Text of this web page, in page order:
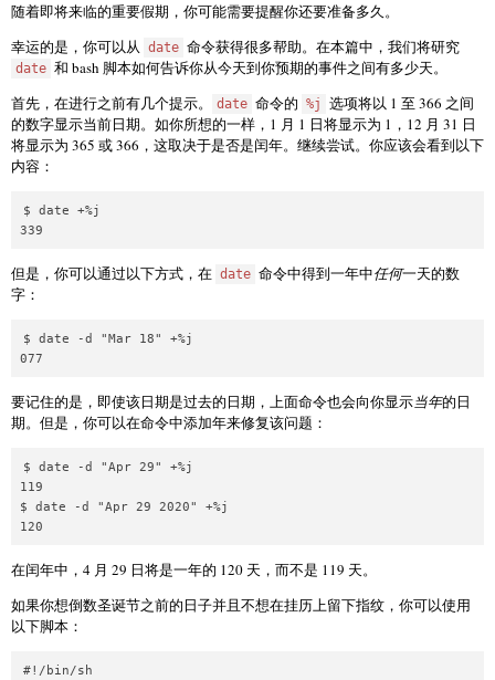
随着即将来临的重要假期，你可能需要提醒你还要准备多久。
幸运的是，你可以从 date 命令获得很多帮助。在本篇中，我们将研究
date 和 bash 脚本如何告诉你从今天到你预期的事件之间有多少天。
首先，在进行之前有几个提示。
date 命令的 %j
选项将以 1 至 366 之间
的数字显示当前日期。如你所想的一样，1 月 1 日将显示为 1，12 月 31 日
将显示为 365 或 366，这取决于是否是闰年。继续尝试。你应该会看到以下
内容：
$ date +%j
339
但是，你可以通过以下方式，在 date 命令中得到一年中任何一天的数
字：
$ date -d "Mar 18" +%j
077
要记住的是，即使该日期是过去的日期，上面命令也会向你显示当年的日
期。但是，你可以在命令中添加年来修复该问题：
$ date -d "Apr 29" +%j
119
$ date -d "Apr 29 2020" +%j
120
在闰年中，4 月 29 日将是一年的 120 天，而不是 119 天。
如果你想倒数圣诞节之前的日子并且不想在挂历上留下指纹，你可以使用
以下脚本：
#!/bin/sh